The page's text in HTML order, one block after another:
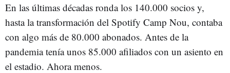
En las últimas décadas ronda los 140.000 socios y,
hasta la transformación del Spotify Camp Nou, contaba
con algo más de 80.000 abonados. Antes de la
pandemia tenía unos 85.000 afiliados con un asiento en
el estadio. Ahora menos.